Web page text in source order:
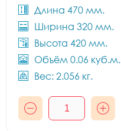
Длина 470 мм.
Ширина 320 мм.
Высота 420 мм.
Объём 0.06 куб.м.
Вес: 2.056 кг.